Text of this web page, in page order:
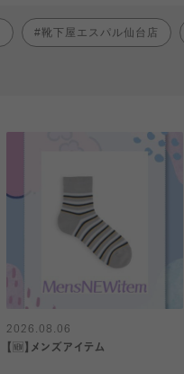
靴下屋エスパル仙台店
2026.08.06
【🆕】メンズアイテム